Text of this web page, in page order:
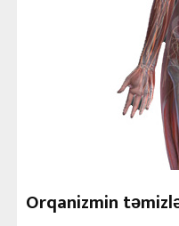
Orqanizmin